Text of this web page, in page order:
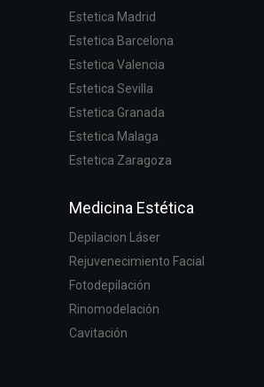
Estetica Madrid
Estetica Barcelona
Estetica Valencia
Estetica Sevilla
Estetica Granada
Estetica Malaga
Estetica Zaragoza
Medicina Estética
Depilacion Láser
Rejuvenecimiento Facial
Fotodepilación
Rinomodelación
Cavitación